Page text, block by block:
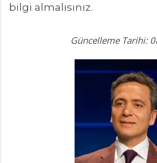
bilgi almalısınız.
Güncelleme Tarihi: